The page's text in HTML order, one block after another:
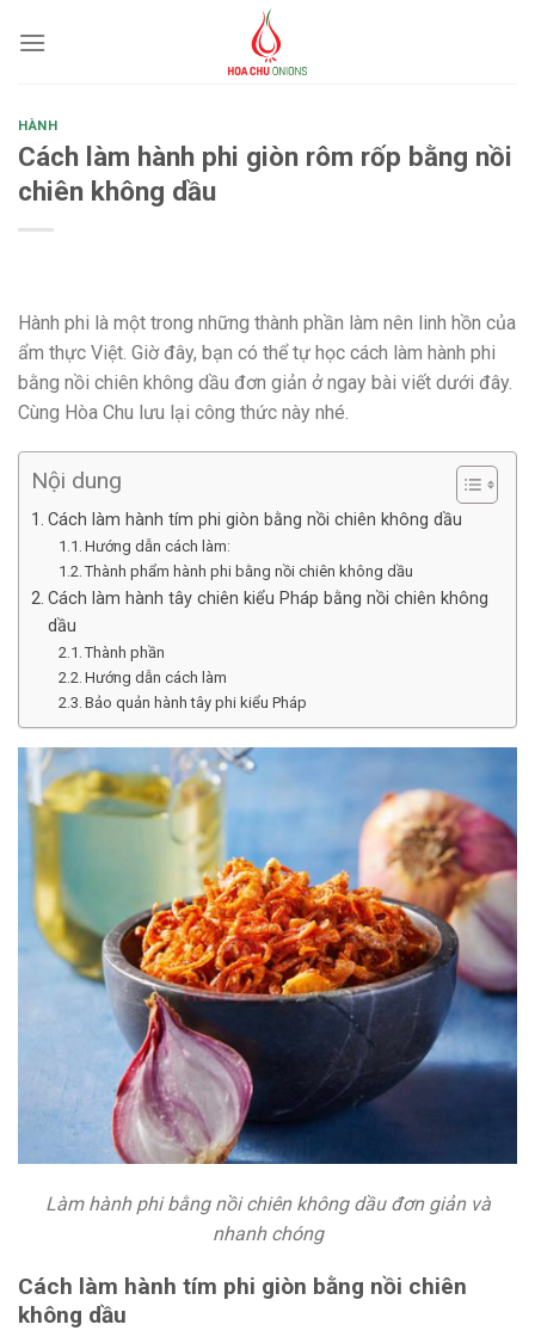
HÀNH
Cách làm hành phi giòn rôm rốp bằng nồi
chiên không dầu
Hành phi là một trong những thành phần làm nên linh hồn của
ẩm thực Việt. Giờ đây, bạn có thể tự học cách làm hành phi
bằng nồi chiên không dầu đơn giản ở ngay bài viết dưới đây.
Cùng Hòa Chu lưu lại công thức này nhé.
Nội dung
Cách làm hành tím phi giòn bằng nồi chiên không dầu
Hướng dẫn cách làm:
Thành phẩm hành phi bằng nồi chiên không dầu
Cách làm hành tây chiên kiểu Pháp bằng nồi chiên không
dầu
Thành phần
Hướng dẫn cách làm
Bảo quản hành tây phi kiểu Pháp
Làm hành phi bằng nồi chiên không dầu đơn giản và
nhanh chóng
Cách làm hành tím phi giòn bằng nồi chiên
không dầu